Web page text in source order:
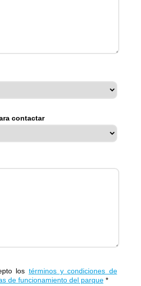
contactar
los términos y condiciones de
de funcionamiento del parque*